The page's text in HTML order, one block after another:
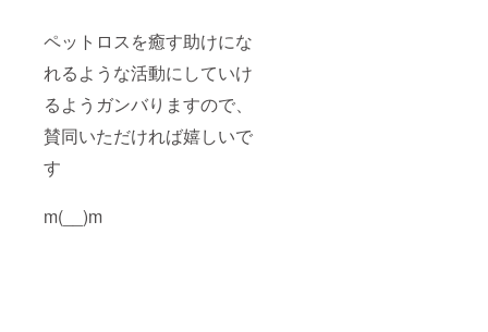
ペットロスを癒す助けにな
れるような活動にしていけ
るようガンバりますので、
賛同いただければ嬉しいで
す
m(__)m